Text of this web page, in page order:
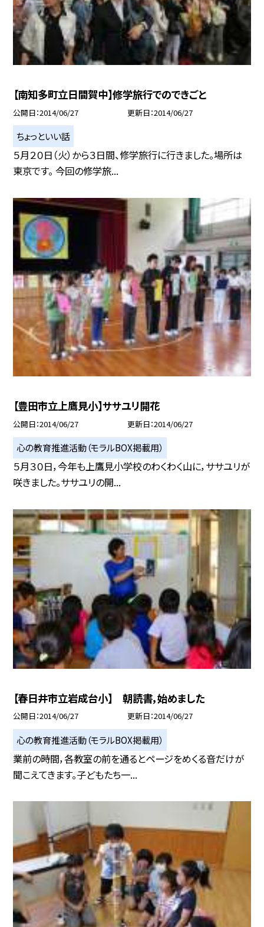
【南知多町立日間賀中】修学旅行でのできごと
公開日 2014/06/27 更新日 2014/06/27
ちょっといい話
５月２０日（火）から３日間、修学旅行に行きました。場所は
東京です。 今回の修学旅...
【豊田市立上鷹見小】ササユリ開花
公開日 2014/06/27 更新日 2014/06/27
心の教育推進活動（モラルBOX掲載用）
５月３０日，今年も上鷹見小学校のわくわく山に，ササユリが
咲きました。ササユリの開...
【春日井市立岩成台小】 朝読書，始めました
公開日 2014/06/27 更新日 2014/06/27
心の教育推進活動（モラルBOX掲載用）
業前の時間，各教室の前を通るとページをめくる音だけが
聞こえてきます。子どもたち一...